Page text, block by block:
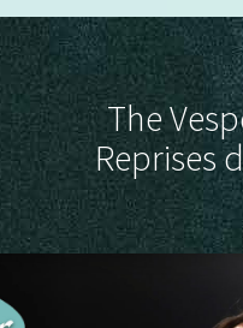
The
Reprises